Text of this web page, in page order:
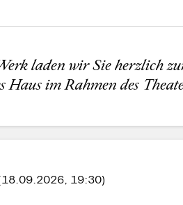
laden wir Sie herzlich
im Rahmen des
19:30)